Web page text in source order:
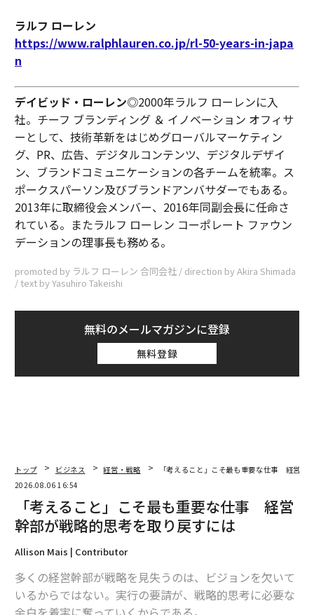
ラルフ ローレン
https://www.ralphlauren.co.jp/rl-50-years-in-japa
n
デイビッド・ローレン◎2000年ラルフ ローレンに入
社。チーフ ブランディング ＆ イノベーション オフィサ
ーとして、技術革新をはじめグローバルマーケティン
グ、PR、広告、デジタルコンテンツ、デジタルデザイ
ン、ブランドコミュニケーションの各チームを統率。ス
ポークスパーソン及びブランドアンバサダーでもある。
2013年に取締役会メンバー、2016年同副会長に任命さ
れている。またラルフ ローレン コーポレート ファウン
デーションの理事長も務める。
promoted by ラルフ ローレン 合同会社 / direction by Akira Shimada
/ text by Yasuhiro Takeishi
無料のメールマガジンに登録
無料登録
トップ ビジネス 経営・戦略
「考えること」こそ最も重要な仕事 経営幹
2026.08.06 16:54
「考えること」こそ最も重要な仕事 経営
幹部が戦略的思考を取り戻すには
Allison Mais | Contributor
多くの経営幹部が戦略を見失うのは、ビジョンを欠いて
いるからではない。実行の要請が、戦略的思考に必要な